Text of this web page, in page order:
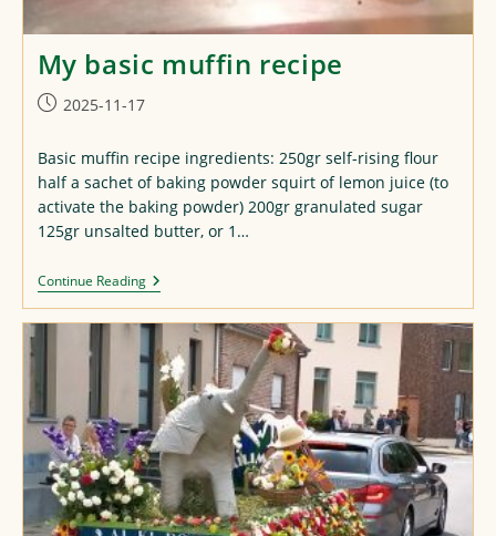
My basic muffin recipe
Post2025-11-17
Basic muffin recipe ingredients: 250gr self-rising flour
half a sachet of baking powder squirt of lemon juice (to
activate the baking powder) 200gr granulated sugar
125gr unsalted butter, or 1…
Continue ReadingMy
Basic
Muffin
Recipe